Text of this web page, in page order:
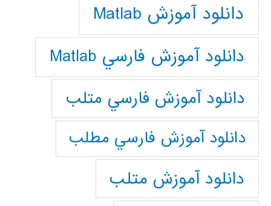
دانلود آموزش Matlab
دانلود آموزش فارسي Matlab
دانلود آموزش فارسي متلب
دانلود آموزش فارسي مطلب
دانلود آموزش متلب